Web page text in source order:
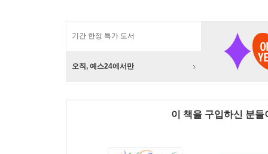
기간 한정 특가 도서
오직, 예스24에서만
이 책을 구입하신 분